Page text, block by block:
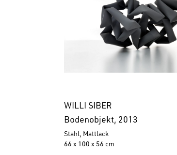
WILLI SIBER
Bodenobjekt, 2013
Stahl, Mattlack
66 x 100 x 56 cm